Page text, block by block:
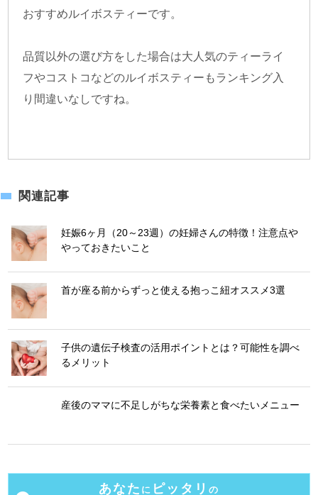
おすすめルイボスティーです。
品質以外の選び方をした場合は大人気のティーライ
フやコストコなどのルイボスティーもランキング入
り間違いなしですね。
関連記事
妊娠6ヶ月（20～23週）の妊婦さんの特徴！注意点や
やっておきたいこと
首が座る前からずっと使える抱っこ紐オススメ3選
子供の遺伝子検査の活用ポイントとは？可能性を調べ
るメリット
産後のママに不足しがちな栄養素と食べたいメニュー
あなた に ピッタリ の